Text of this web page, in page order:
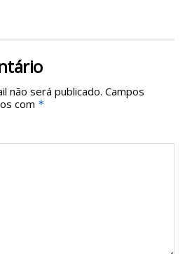
não será publicado. Campos
com *